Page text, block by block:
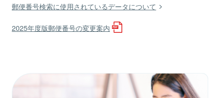
郵便番号検索に使用されているデータについて
2025年度版郵便番号の変更案内